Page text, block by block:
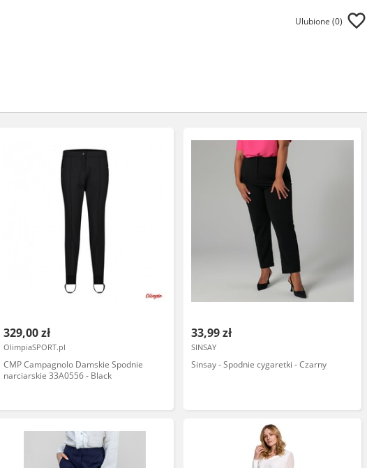
Ulubione (0)
329,00 zł
OlimpiaSPORT.pl
CMP Campagnolo Damskie Spodnie
narciarskie 33A0556 - Black
33,99 zł
SINSAY
Sinsay - Spodnie cygaretki - Czarny